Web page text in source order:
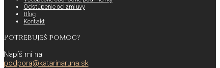
Odstúpenie od zmluvy
Blog
Kontakt
Potrebuješ pomoc?
Napíš mi na
podpora@katarinaruna.sk